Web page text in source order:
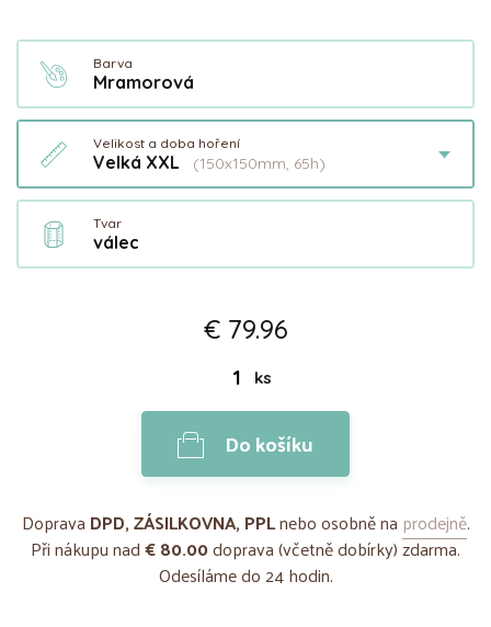
Barva
Mramorová
Velikost a doba hoření
Velká XXL (150x150mm, 65h)
Tvar
válec
€ 79.96
ks
Do košíku
Doprava DPD, ZÁSILKOVNA, PPLnebo osobně na prodejně.
Při nákupu nad€ 80.00doprava (včetně dobírky) zdarma.
Odesíláme do 24 hodin.